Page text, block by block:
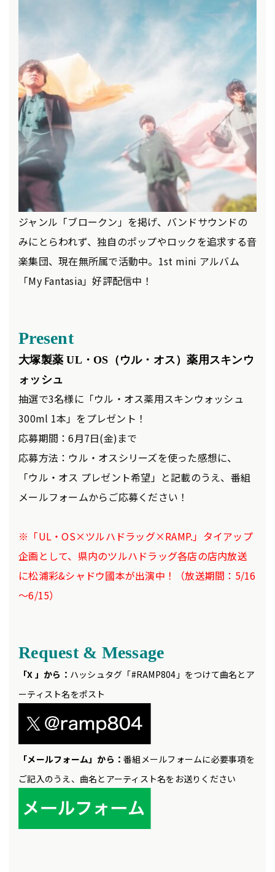
ジャンル「ブロークン」を掲げ、バンドサウンドの
みにとらわれず、独⾃のポップやロックを追求する⾳
楽集団、現在無所属で活動中。1st mini アルバム
「My Fantasia」好評配信中！
Present
大塚製薬 UL・OS（ウル・オス）薬用スキンウ
ォッシュ
抽選で3名様に「ウル・オス薬用スキンウォッシュ
300ml 1本」をプレゼント！
応募期間：6月7日(金)まで
応募方法：ウル・オスシリーズを使った感想に、
「ウル・オス プレゼント希望」と記載のうえ、番組
メールフォームからご応募ください！
※「UL・OS×ツルハドラッグ×RAMP.」タイアップ
企画として、県内のツルハドラッグ各店の店内放送
に松浦彩&シャドウ國本が出演中！（放送期間：5/16
～6/15）
Request & Message
「X 」から： ハッシュタグ「#RAMP804」をつけて曲名とア
ーティスト名をポスト
「メールフォーム」から： 番組メールフォームに必要事項を
ご記入のうえ、曲名とアーティスト名をお送りください